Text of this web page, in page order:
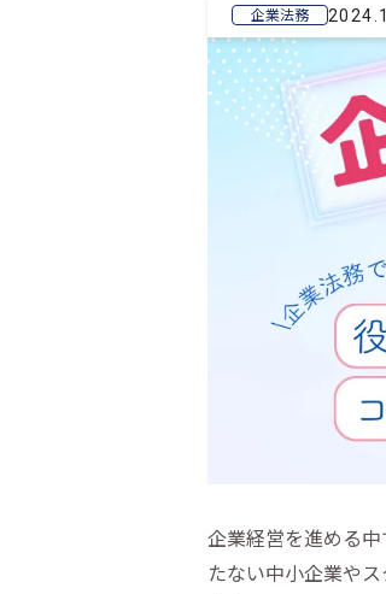
企業法務
企業経営を進める
たない中小企業や